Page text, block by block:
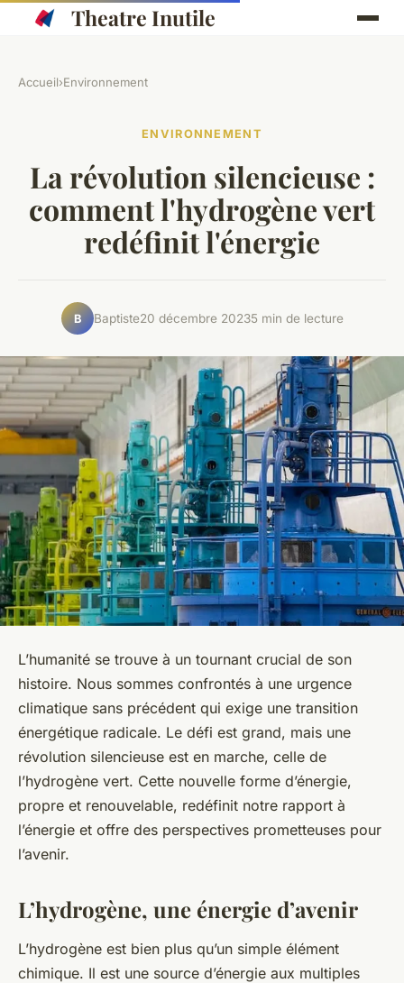
Theatre Inutile
Accueil›Environnement
ENVIRONNEMENT
La révolution silencieuse :
comment l'hydrogène vert
redéfinit l'énergie
B Baptiste20 décembre 20235 min de lecture
L’humanité se trouve à un tournant crucial de son
histoire. Nous sommes confrontés à une urgence
climatique sans précédent qui exige une transition
énergétique radicale. Le défi est grand, mais une
révolution silencieuse est en marche, celle de
l’hydrogène vert. Cette nouvelle forme d’énergie,
propre et renouvelable, redéfinit notre rapport à
l’énergie et offre des perspectives prometteuses pour
l’avenir.
L’hydrogène, une énergie d’avenir
L’hydrogène est bien plus qu’un simple élément
chimique. Il est une source d’énergie aux multiples